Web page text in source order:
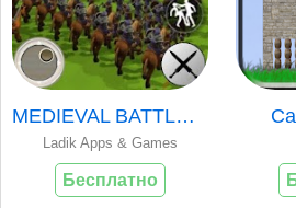
MEDIEVAL BATTLE 3D..
Ladik Apps & Games
Бесплатно